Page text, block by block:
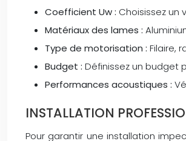
Coefficient Uw : Choisissez
Matériaux des lames :
Type de motorisation : Filaire,
Budget : Définissez un budget
Performances acoustiques :
INSTALLATION
Pour garantir une installation